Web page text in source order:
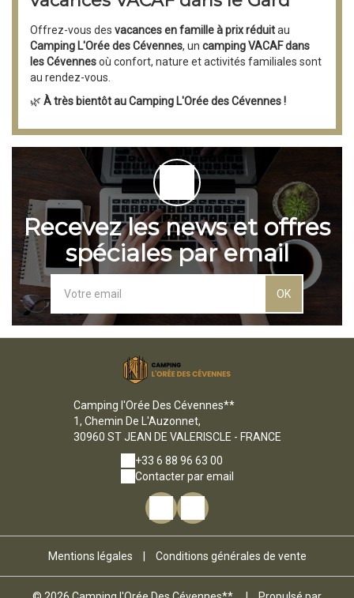
Offrez-vous des vacances en famille à prix réduitau
Camping L'Orée des Cévennes, un camping VACAF dans
les Cévennesoù confort, nature et activités familiales sont
au rendez-vous.
🌿 À très bientôt au Camping L'Orée des Cévennes !
Recevez les news et offres
spéciales par email
OK
Camping l'Orée Des Cévennes**
1, Chemin De L'Auzonnet,
30960 ST JEAN DE VALERISCLE - FRANCE
+33 6 88 96 63 00
Contacter par email
Mentions légales Conditions générales de vente